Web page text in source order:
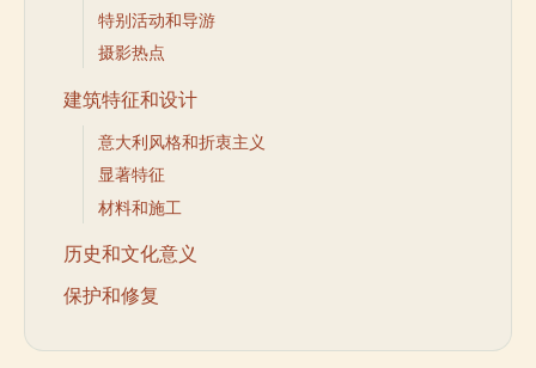
特别活动和导游
摄影热点
建筑特征和设计
意大利风格和折衷主义
显著特征
材料和施工
历史和文化意义
保护和修复